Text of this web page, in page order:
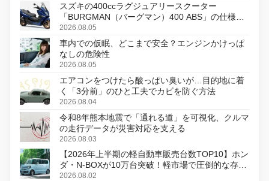
スズキの400ccラグジュアリースクーター
「BURGMAN（バーグマン）400 ABS」の仕様を
変更し、8月18日に発売
2026.08.05
車内での仮眠、どこまで安全？エンジンかけっぱ
なしの危険性
2026.08.05
エアコンをつけたら酸っぱい臭いが…目的地に着
く「3分前」のひと工夫でカビを防ぐ方法
2026.08.04
令和8年熊本地震で「通れる道」を可視化、クルマ
の走行データが災害対応を支える
2026.08.03
【2026年上半期の軽自動車販売台数TOP10】ホン
ダ・N-BOXが10万台突破！軽市場で圧倒的な存在
感
2026.08.02